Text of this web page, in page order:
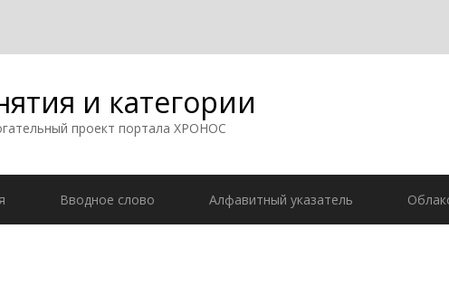
и категории
проект портала ХРОНОС
Вводное слово Алфавитный указатель